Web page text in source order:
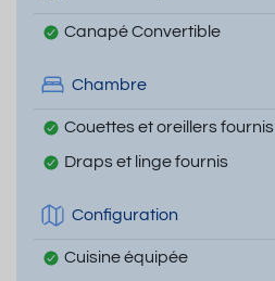
Canapé Convertible
Chambre
Couettes et oreillers fournis
Draps et linge fournis
Configuration
Cuisine équipée